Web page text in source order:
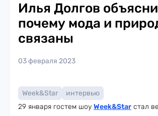
Илья Долгов
почему мода и
связаны
03 февраля 2023
Week&Star
интервью
29 января гостем шоу Week&Star стал